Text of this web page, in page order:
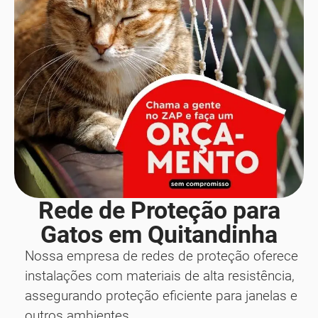
Rede de Proteção para
Gatos em Quitandinha
Nossa empresa de redes de proteção oferece
instalações com materiais de alta resistência,
assegurando proteção eficiente para janelas e